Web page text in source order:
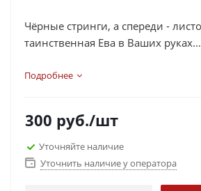
Чёрные стринги, а спереди - листочек –
таинственная Ева в Ваших руках...
Подробнее
300 руб./шт
Уточняйте наличие
Уточнить наличие у оператора